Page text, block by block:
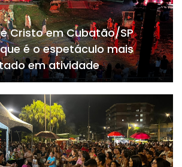
Cristo em Cubatão/SP
é o espetáculo mais
em atividade